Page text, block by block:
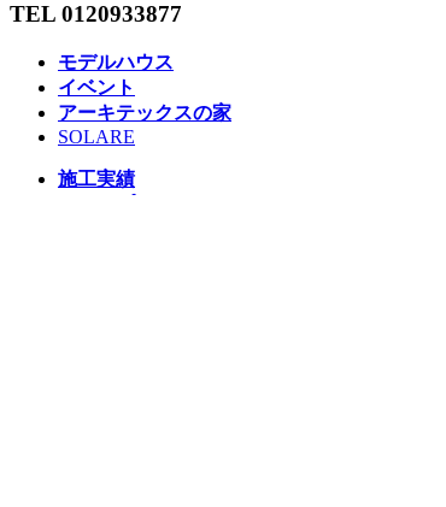
TEL 0120933877
モデルハウス
イベント
アーキテックスの家
SOLARE
施工実績